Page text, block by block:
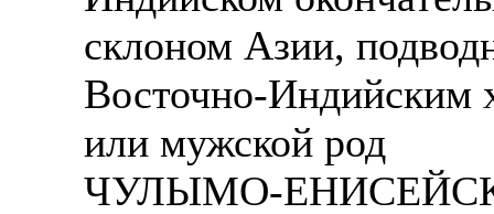
склоном Азии,
Восточно-Индийским
или мужской род
ЧУЛЫМО-